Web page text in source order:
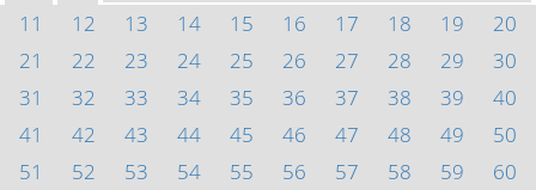
11
12 13 14 15 16 17 18 19
20
21
22 23 24 25 26 27 28 29
30
31
32 33 34 35 36 37 38 39
40
41
42 43 44 45 46 47 48 49
50
51
52 53 54 55 56 57 58 59
60